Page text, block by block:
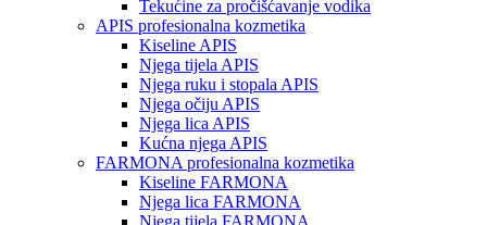
Tekućine za pročišćavanje vodika
APIS profesionalna kozmetika
Kiseline APIS
Njega tijela APIS
Njega ruku i stopala APIS
Njega očiju APIS
Njega lica APIS
Kućna njega APIS
FARMONA profesionalna kozmetika
Kiseline FARMONA
Njega lica FARMONA
Njega tijela FARMONA